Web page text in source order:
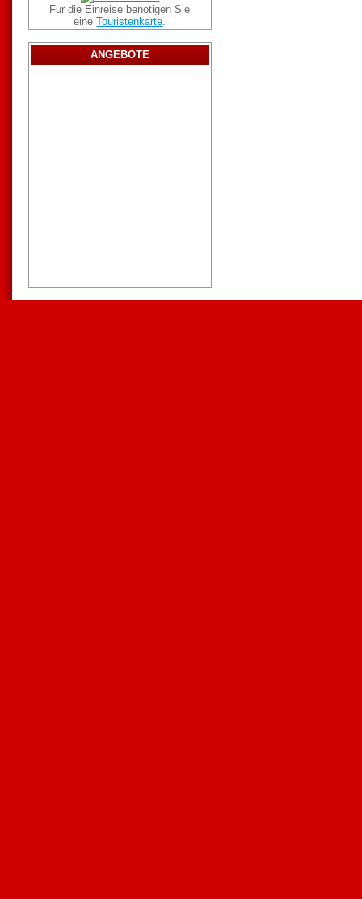
Für die Einreise benötigen Sie
eineTouristenkarte.
ANGEBOTE